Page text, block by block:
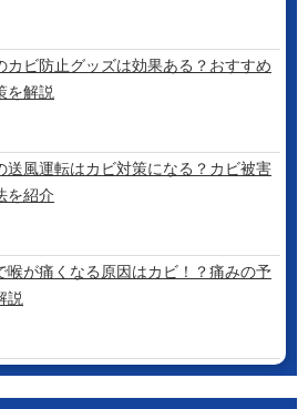
カビ防止グッズは効果ある？おすすめ
を解説
送風運転はカビ対策になる？カビ被害
を紹介
喉が痛くなる原因はカビ！？痛みの予
説